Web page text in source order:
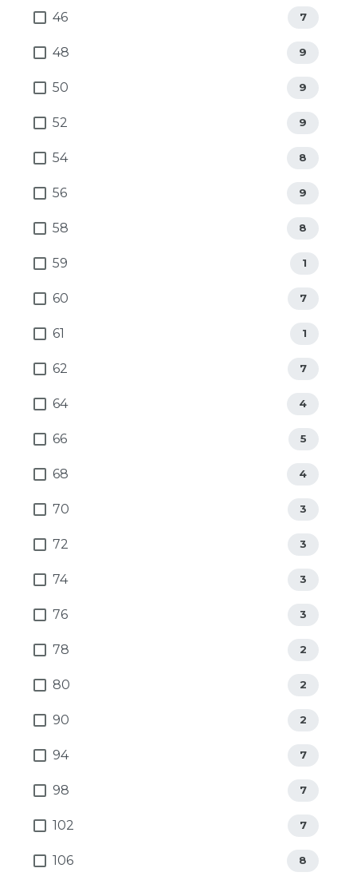
46 7
48 9
50 9
52 9
54 8
56 9
58 8
59 1
60 7
61 1
62 7
64 4
66 5
68 4
70 3
72 3
74 3
76 3
78 2
80 2
90 2
94 7
98 7
102 7
106 8